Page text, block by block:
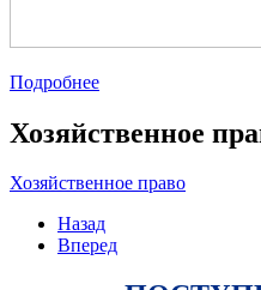
Подробнее
Хозяйственное
Хозяйственное право
Назад
Вперед